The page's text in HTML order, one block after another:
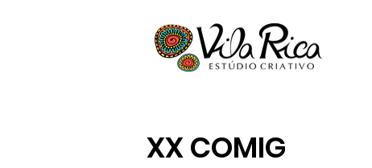
XX COMIG